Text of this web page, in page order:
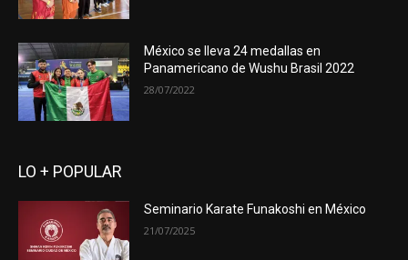
México se lleva 24 medallas en
Panamericano de Wushu Brasil 2022
28/07/2022
LO + POPULAR
Seminario Karate Funakoshi en México
21/07/2025